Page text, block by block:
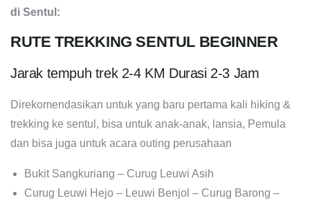
di Sentul:
RUTE TREKKING SENTUL BEGINNER
Jarak tempuh trek 2-4 KM Durasi 2-3 Jam
Direkomendasikan untuk yang baru pertama kali hiking &
trekking ke sentul, bisa untuk anak-anak, lansia, Pemula
dan bisa juga untuk acara outing perusahaan
Bukit Sangkuriang – Curug Leuwi Asih
Curug Leuwi Hejo – Leuwi Benjol – Curug Barong –